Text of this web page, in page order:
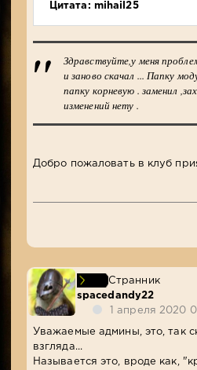
Цитата: mihail25
Здравствуйте,у меня
и заново скачал ... Папку
папку корневую . заменил
изменений нету .
Добро пожаловать в клуб
Странник
spacedandy22
1 апреля 2020
Уважаемые админы, это, так
взгляда...
Называется это, вроде как,